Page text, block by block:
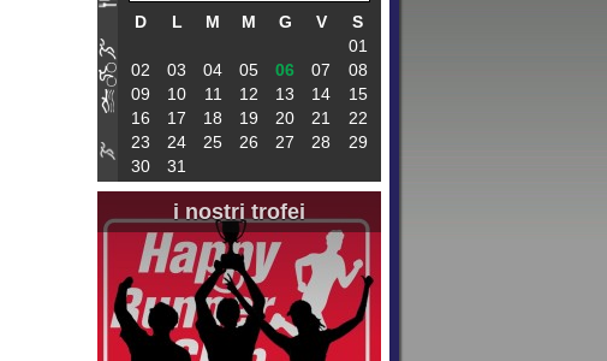
D
L M M G V
S
01
02
03 04 05 06 07
08
09
10 11 12 13 14
15
16
17 18 19 20 21
22
23
24 25 26 27 28
29
30
31
i nostri trofei